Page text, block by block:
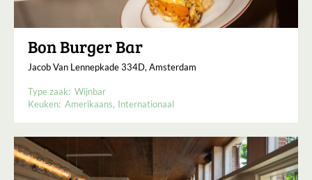
Bon Burger Bar
Jacob Van Lennepkade 334D, Amsterdam
Type zaak: Wijnbar
Keuken: Amerikaans Internationaal